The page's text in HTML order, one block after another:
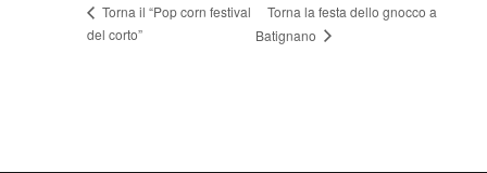
Torna il “Pop corn festival
del corto”
Torna la festa dello gnocco a
Batignano